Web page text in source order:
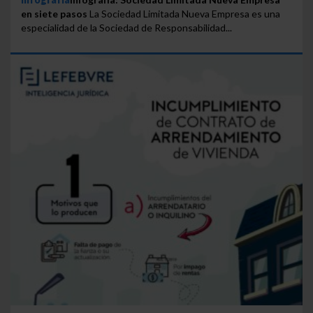
en siete pasos La Sociedad Limitada Nueva Empresa es una
especialidad de la Sociedad de Responsabilidad...